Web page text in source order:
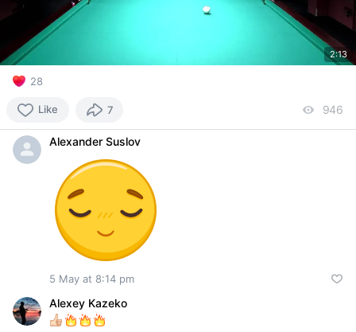
2:13
28
Like 7 946
Alexander Suslov
5 May at 8:14 pm
Alexey Kazeko